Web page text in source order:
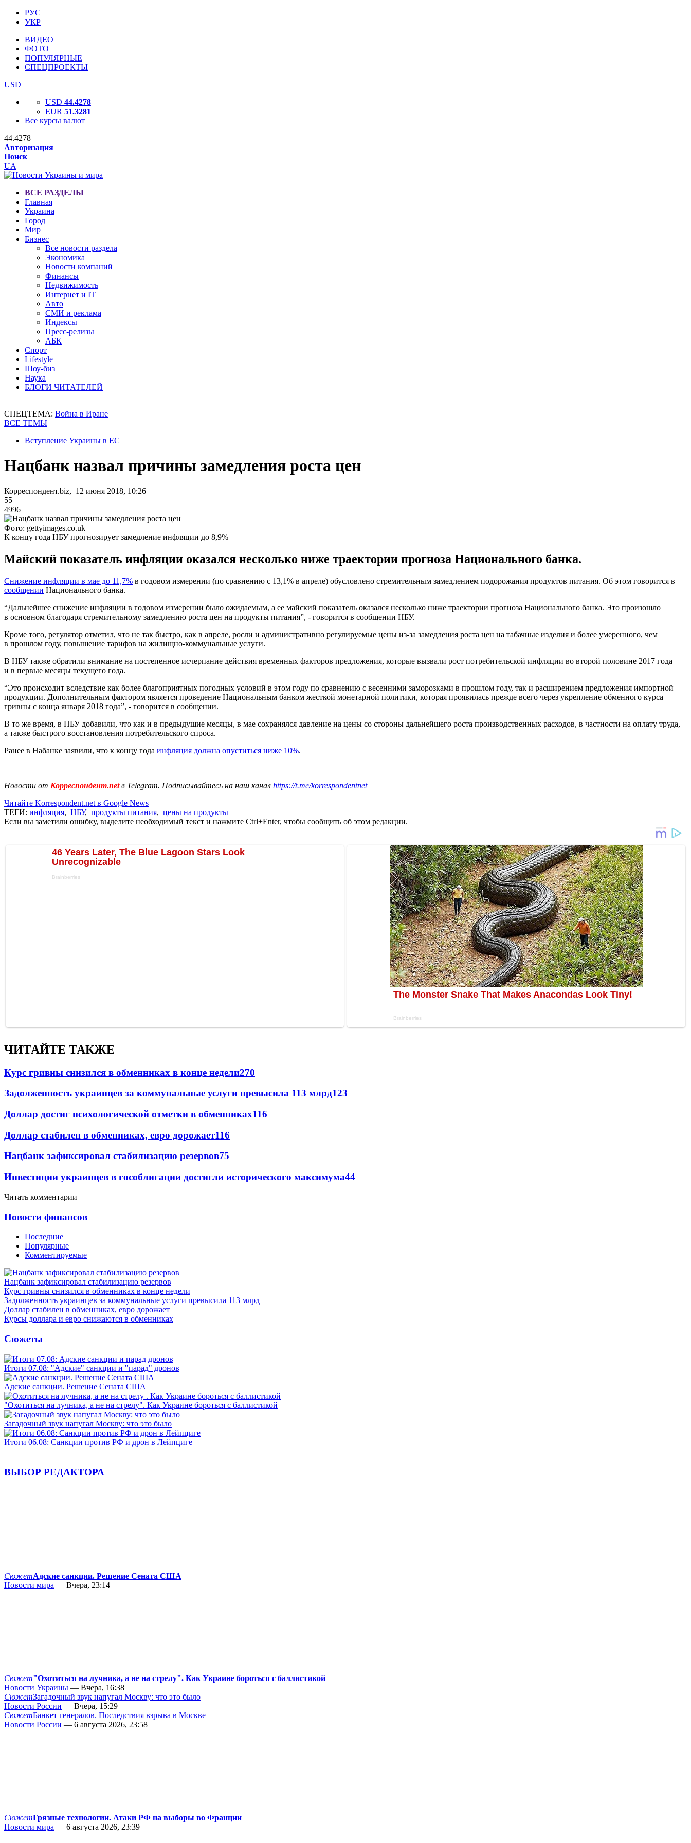
РУС
УКР
ВИДЕО
ФОТО
ПОПУЛЯРНЫЕ
СПЕЦПРОЕКТЫ
USD
USD 44.4278
EUR 51.3281
Все курсы валют
44.4278
Авторизация
Поиск
UA
ВСЕ РАЗДЕЛЫ
Главная
Украина
Город
Мир
Бизнес
Все новости раздела
Экономика
Новости компаний
Финансы
Недвижимость
Интернет и IT
Авто
СМИ и реклама
Индексы
Пресс-релизы
АБК
Спорт
Lifestyle
Шоу-биз
Наука
БЛОГИ ЧИТАТЕЛЕЙ
СПЕЦТЕМА: Война в Иране
ВСЕ ТЕМЫ
Вступление Украины в ЕС
Нацбанк назвал причины замедления роста цен
Корреспондент.biz, 12 июня 2018, 10:26
55
4996
Фото: gettyimages.co.uk
К концу года НБУ прогнозирует замедление инфляции до 8,9%
Майский показатель инфляции оказался несколько ниже траектории прогноза Национального банка.
Снижение инфляции в мае до 11,7% в годовом измерении (по сравнению с 13,1% в апреле) обусловлено стремительным замедлением подорожания продуктов питания. Об этом говорится в
сообщении Национального банка.
“Дальнейшее снижение инфляции в годовом измерении было ожидаемым, а ее майский показатель оказался несколько ниже траектории прогноза Национального банка. Это произошло
в основном благодаря стремительному замедлению роста цен на продукты питания”, - говорится в сообщении НБУ.
Кроме того, регулятор отметил, что не так быстро, как в апреле, росли и административно регулируемые цены из-за замедления роста цен на табачные изделия и более умеренного, чем
в прошлом году, повышение тарифов на жилищно-коммунальные услуги.
В НБУ также обратили внимание на постепенное исчерпание действия временных факторов предложения, которые вызвали рост потребительской инфляции во второй половине 2017 года
и в первые месяцы текущего года.
“Это происходит вследствие как более благоприятных погодных условий в этом году по сравнению с весенними заморозками в прошлом году, так и расширением предложения импортной
продукции. Дополнительным фактором является проведение Национальным банком жесткой монетарной политики, которая проявилась прежде всего через укрепление обменного курса
гривны с конца января 2018 года”, - говорится в сообщении.
В то же время, в НБУ добавили, что как и в предыдущие месяцы, в мае сохранялся давление на цены со стороны дальнейшего роста производственных расходов, в частности на оплату труда,
а также быстрого восстановления потребительского спроса.
Ранее в Набанке заявили, что к концу года инфляция должна опуститься ниже 10%.
Новости от Корреспондент.netв Telegram. Подписывайтесь на наш канал https://t.me/korrespondentnet
Читайте Korrespondent.net в Google News
ТЕГИ: инфляция, НБУ, продукты питания, цены на продукты
Если вы заметили ошибку, выделите необходимый текст и нажмите Ctrl+Enter, чтобы сообщить об этом редакции.
ЧИТАЙТЕ ТАКЖЕ
Курс гривны снизился в обменниках в конце недели270
Задолженность украинцев за коммунальные услуги превысила 113 млрд123
Доллар достиг психологической отметки в обменниках116
Доллар стабилен в обменниках, евро дорожает116
Нацбанк зафиксировал стабилизацию резервов75
Инвестиции украинцев в гособлигации достигли исторического максимума44
Читать комментарии
Новости финансов
Последние
Популярные
Комментируемые
Нацбанк зафиксировал стабилизацию резервов
Курс гривны снизился в обменниках в конце недели
Задолженность украинцев за коммунальные услуги превысила 113 млрд
Доллар стабилен в обменниках, евро дорожает
Курсы доллара и евро снижаются в обменниках
Сюжеты
Итоги 07.08: "Адские" санкции и "парад" дронов
Адские санкции. Решение Сената США
"Охотиться на лучника, а не на стрелу". Как Украине бороться с баллистикой
Загадочный звук напугал Москву: что это было
Итоги 06.08: Санкции против РФ и дрон в Лейпциге
ВЫБОР РЕДАКТОРА
СюжетАдские санкции. Решение Сената США
Новости мира — Вчера, 23:14
Сюжет"Охотиться на лучника, а не на стрелу". Как Украине бороться с баллистикой
Новости Украины — Вчера, 16:38
СюжетЗагадочный звук напугал Москву: что это было
Новости России — Вчера, 15:29
СюжетБанкет генералов. Последствия взрыва в Москве
Новости России — 6 августа 2026, 23:58
СюжетГрязные технологии. Атаки РФ на выборы во Франции
Новости мира — 6 августа 2026, 23:39